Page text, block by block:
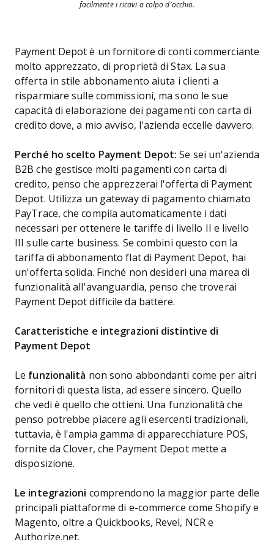
facilmente i ricavi a colpo d'occhio.
Payment Depot è un fornitore di conti commerciante
molto apprezzato, di proprietà di Stax. La sua
offerta in stile abbonamento aiuta i clienti a
risparmiare sulle commissioni, ma sono le sue
capacità di elaborazione dei pagamenti con carta di
credito dove, a mio avviso, l'azienda eccelle davvero.
Perché ho scelto Payment Depot: Se sei un'azienda
B2B che gestisce molti pagamenti con carta di
credito, penso che apprezzerai l'offerta di Payment
Depot. Utilizza un gateway di pagamento chiamato
PayTrace, che compila automaticamente i dati
necessari per ottenere le tariffe di livello II e livello
III sulle carte business. Se combini questo con la
tariffa di abbonamento flat di Payment Depot, hai
un'offerta solida. Finché non desideri una marea di
funzionalità all'avanguardia, penso che troverai
Payment Depot difficile da battere.
Caratteristiche e integrazioni distintive di
Payment Depot
Le funzionalità non sono abbondanti come per altri
fornitori di questa lista, ad essere sincero. Quello
che vedi è quello che ottieni. Una funzionalità che
penso potrebbe piacere agli esercenti tradizionali,
tuttavia, è l'ampia gamma di apparecchiature POS,
fornite da Clover, che Payment Depot mette a
disposizione.
Le integrazioni comprendono la maggior parte delle
principali piattaforme di e-commerce come Shopify e
Magento, oltre a Quickbooks, Revel, NCR e
Authorize.net.